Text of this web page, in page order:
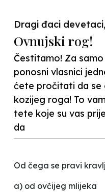
Dragi đaci devetaci,
Ovnujski rog!
Čestitamo! Za
ponosni vlasnici
ćete pročitati da se
kozijeg roga! To
tete koje su vas
da
Od čega se pravi
a) od ovčijeg mlijeka